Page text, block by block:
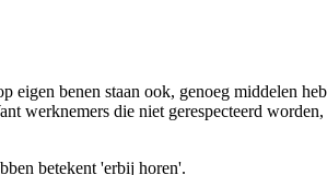
eigen benen staan ook, genoeg middelen
werknemers die niet gerespecteerd
betekent 'erbij horen'.